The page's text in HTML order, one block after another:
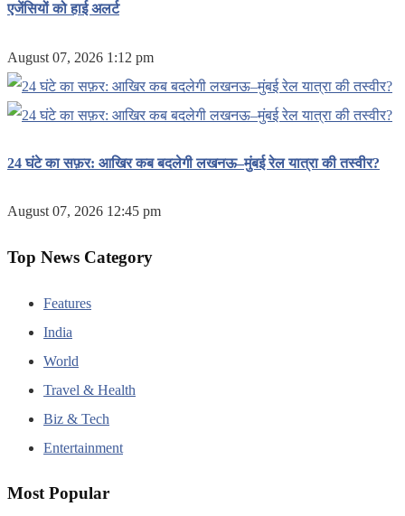
एजेंसियों को हाई अलर्ट
August 07, 2026 1:12 pm
24 घंटे का सफ़र: आखिर कब बदलेगी लखनऊ–मुंबई रेल यात्रा की तस्वीर?
August 07, 2026 12:45 pm
Top News Category
Features
India
World
Travel & Health
Biz & Tech
Entertainment
Most Popular